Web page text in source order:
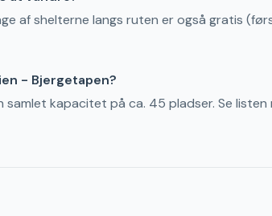
af shelterne langs ruten er også gratis
- Bjergetapen?
samlet kapacitet på ca. 45 pladser. Se